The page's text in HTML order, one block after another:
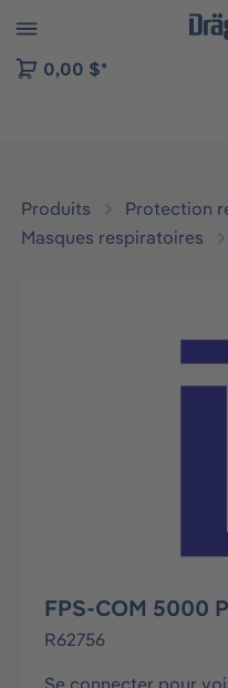
to B2B platform
0,00 $*
Produits
Protection
Masques respiratoires
Ignorer la galerie
FPS-COM 5000
R62756
Se connecter pour